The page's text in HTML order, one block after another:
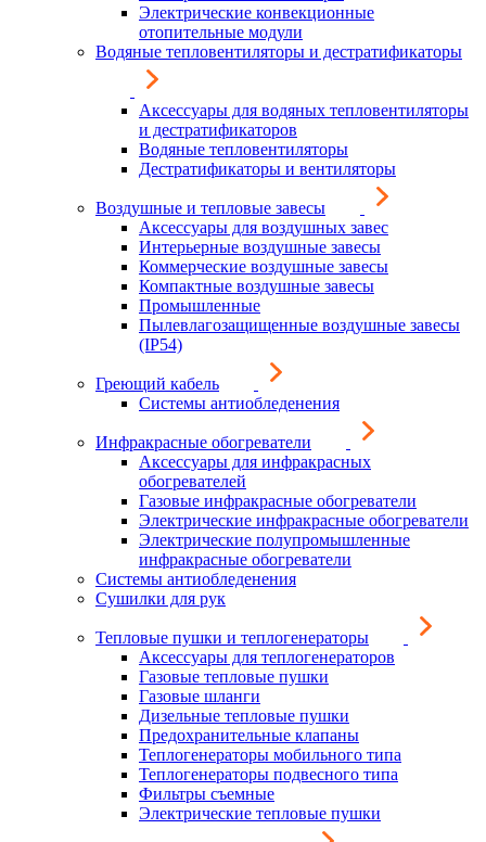
Электрические конвекционные
отопительные модули
Водяные тепловентиляторы и дестратификаторы
Аксессуары для водяных тепловентиляторы
и дестратификаторов
Водяные тепловентиляторы
Дестратификаторы и вентиляторы
Воздушные и тепловые завесы
Аксессуары для воздушных завес
Интерьерные воздушные завесы
Коммерческие воздушные завесы
Компактные воздушные завесы
Промышленные
Пылевлагозащищенные воздушные завесы
(IP54)
Греющий кабель
Системы антиобледенения
Инфракрасные обогреватели
Аксессуары для инфракрасных
обогревателей
Газовые инфракрасные обогреватели
Электрические инфракрасные обогреватели
Электрические полупромышленные
инфракрасные обогреватели
Системы антиобледенения
Сушилки для рук
Тепловые пушки и теплогенераторы
Аксессуары для теплогенераторов
Газовые тепловые пушки
Газовые шланги
Дизельные тепловые пушки
Предохранительные клапаны
Теплогенераторы мобильного типа
Теплогенераторы подвесного типа
Фильтры съемные
Электрические тепловые пушки